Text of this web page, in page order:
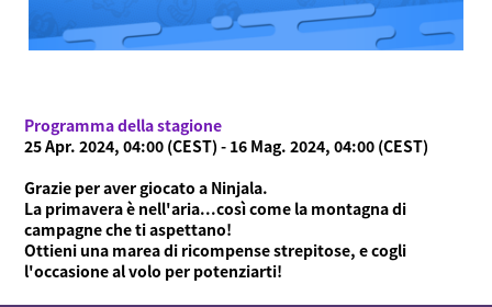
Cos'è Ninjala?
Cos'è Ninjala?
Modalità di gioco
Gomma Ninja
Stagione
Programma della stagione
25 Apr. 2024, 04:00 (CEST) - 16 Mag. 2024, 04:00 (CEST)
Grazie per aver giocato a Ninjala.
La primavera è nell'aria...così come la montagna di
campagne che ti aspettano!
Ottieni una marea di ricompense strepitose, e cogli
l'occasione al volo per potenziarti!